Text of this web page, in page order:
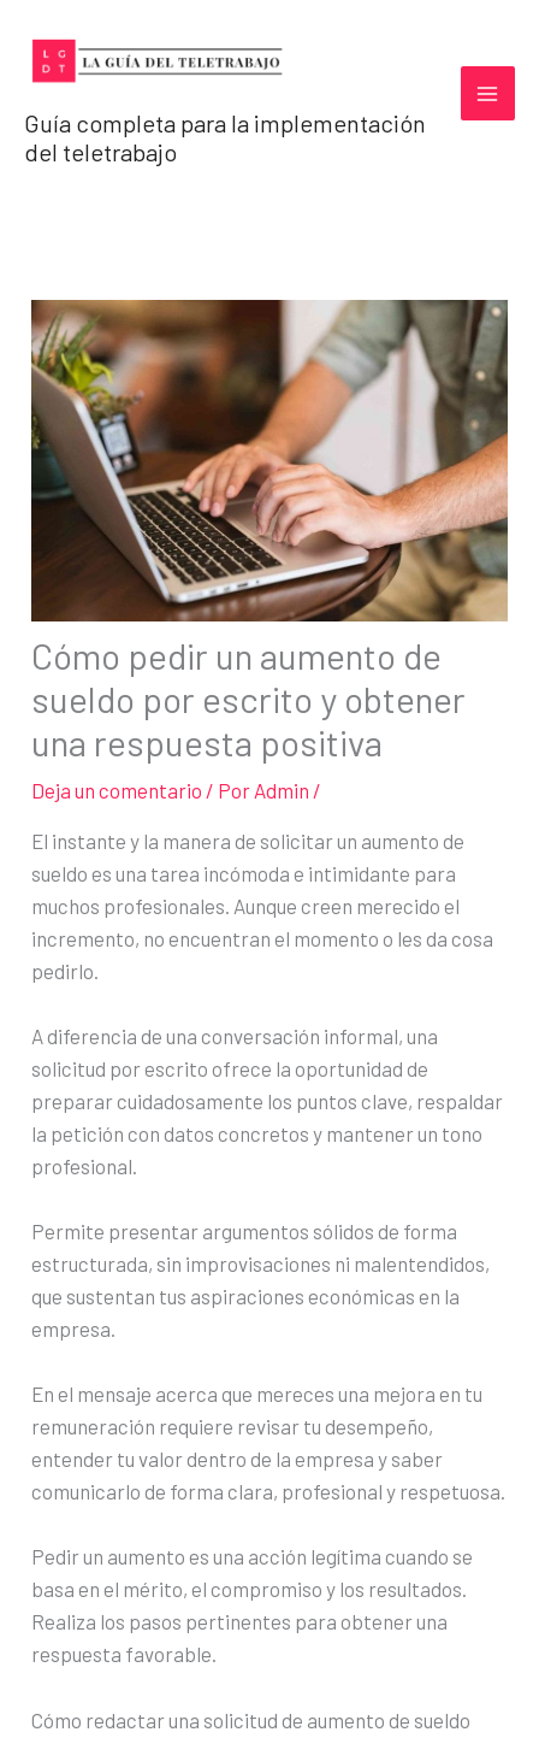
contenido
Guía completa para la implementación
del teletrabajo
Cómo pedir un aumento de
sueldo por escrito y obtener
una respuesta positiva
Deja un comentario / Por Admin /
El instante y la manera de solicitar un aumento de
sueldo es una tarea incómoda e intimidante para
muchos profesionales. Aunque creen merecido el
incremento, no encuentran el momento o les da cosa
pedirlo.
A diferencia de una conversación informal, una
solicitud por escrito ofrece la oportunidad de
preparar cuidadosamente los puntos clave, respaldar
la petición con datos concretos y mantener un tono
profesional.
Permite presentar argumentos sólidos de forma
estructurada, sin improvisaciones ni malentendidos,
que sustentan tus aspiraciones económicas en la
empresa.
En el mensaje acerca que mereces una mejora en tu
remuneración requiere revisar tu desempeño,
entender tu valor dentro de la empresa y saber
comunicarlo de forma clara, profesional y respetuosa.
Pedir un aumento es una acción legítima cuando se
basa en el mérito, el compromiso y los resultados.
Realiza los pasos pertinentes para obtener una
respuesta favorable.
Cómo redactar una solicitud de aumento de sueldo